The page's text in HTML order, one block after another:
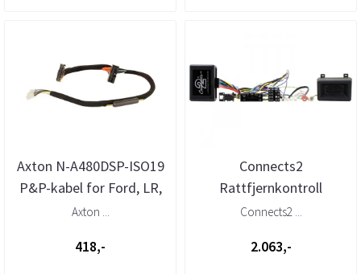
Axton N-A480DSP-ISO19
P&P-kabel for Ford, LR,
Mazda 1,5m
Axton ...
418,-
Connects2
Rattfjernkontroll
interface Mazda BT50
Connects2 ...
2.063,-